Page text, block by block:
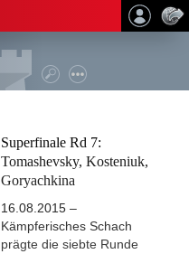
Superfinale Rd 7:
Tomashevsky, Kosteniuk,
Goryachkina
16.08.2015 –
Kämpferisches Schach
prägte die siebte Runde